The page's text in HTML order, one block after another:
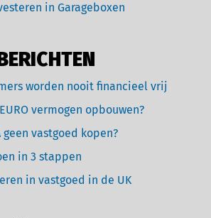
in Garageboxen
worden nooit financieel vrij
vermogen opbouwen?
geen vastgoed kopen?
in 3 stappen
in vastgoed in de UK